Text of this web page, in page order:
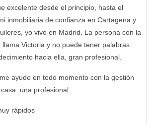
excelente desde el principio, hasta el
inmobiliaria de confianza en Cartagena y
yo vivo en Madrid. La persona con la
Victoria y no puede tener palabras
hacia ella, gran profesional.
ayudo en todo momento con la gestión
.una profesional
rápidos